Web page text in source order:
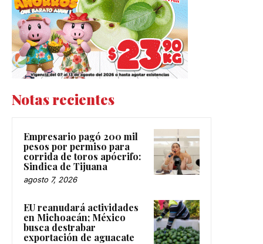
Notas recientes
Empresario pagó 200 mil
pesos por permiso para
corrida de toros apócrifo:
Sindica de Tijuana
agosto 7, 2026
EU reanudará actividades
en Michoacán; México
busca destrabar
exportación de aguacate